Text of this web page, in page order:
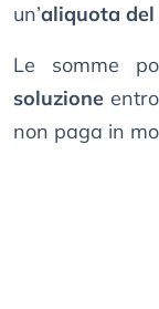
un’aliquota del
Le somme
soluzione
non paga in